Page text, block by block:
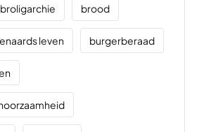
broligarchie brood
leven burgerberaad